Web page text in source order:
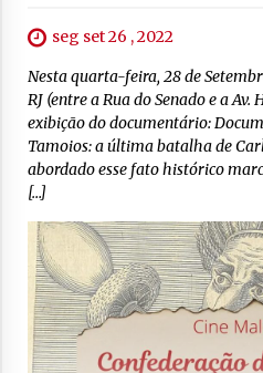
seg set 26 , 2022
Nesta quarta-feira, 28 de
RJ (entre a Rua do Senado e a
exibição do documentário:
Tamoios: a última batalha de
abordado esse fato histórico
[…]